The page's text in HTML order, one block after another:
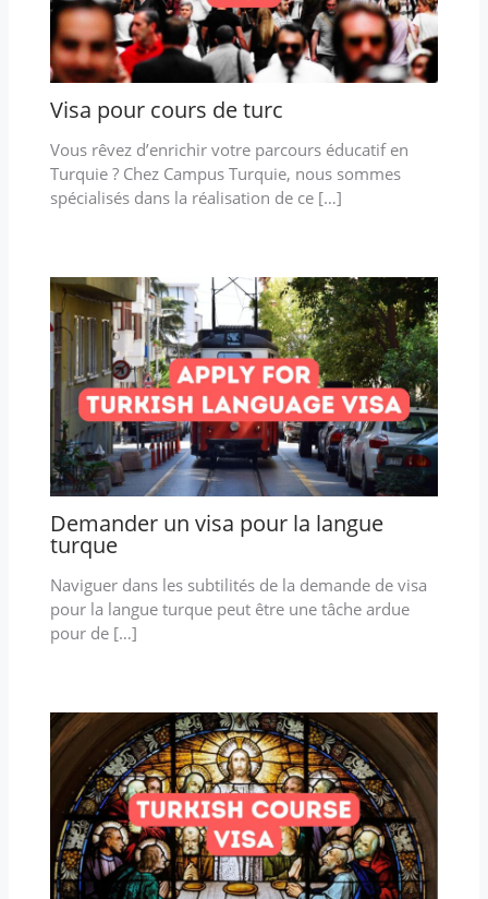
Visa pour cours de turc
Vous rêvez d’enrichir votre parcours éducatif en
Turquie ? Chez Campus Turquie, nous sommes
spécialisés dans la réalisation de ce […]
Demander un visa pour la langue
turque
Naviguer dans les subtilités de la demande de visa
pour la langue turque peut être une tâche ardue
pour de […]